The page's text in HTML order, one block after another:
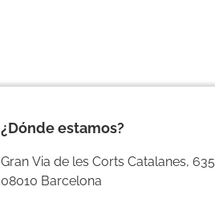
¿Dónde estamos?
Gran Via de les Corts Catalanes, 635
08010 Barcelona